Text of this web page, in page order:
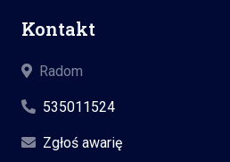
Kontakt
Radom
535011524
Zgłoś awarię